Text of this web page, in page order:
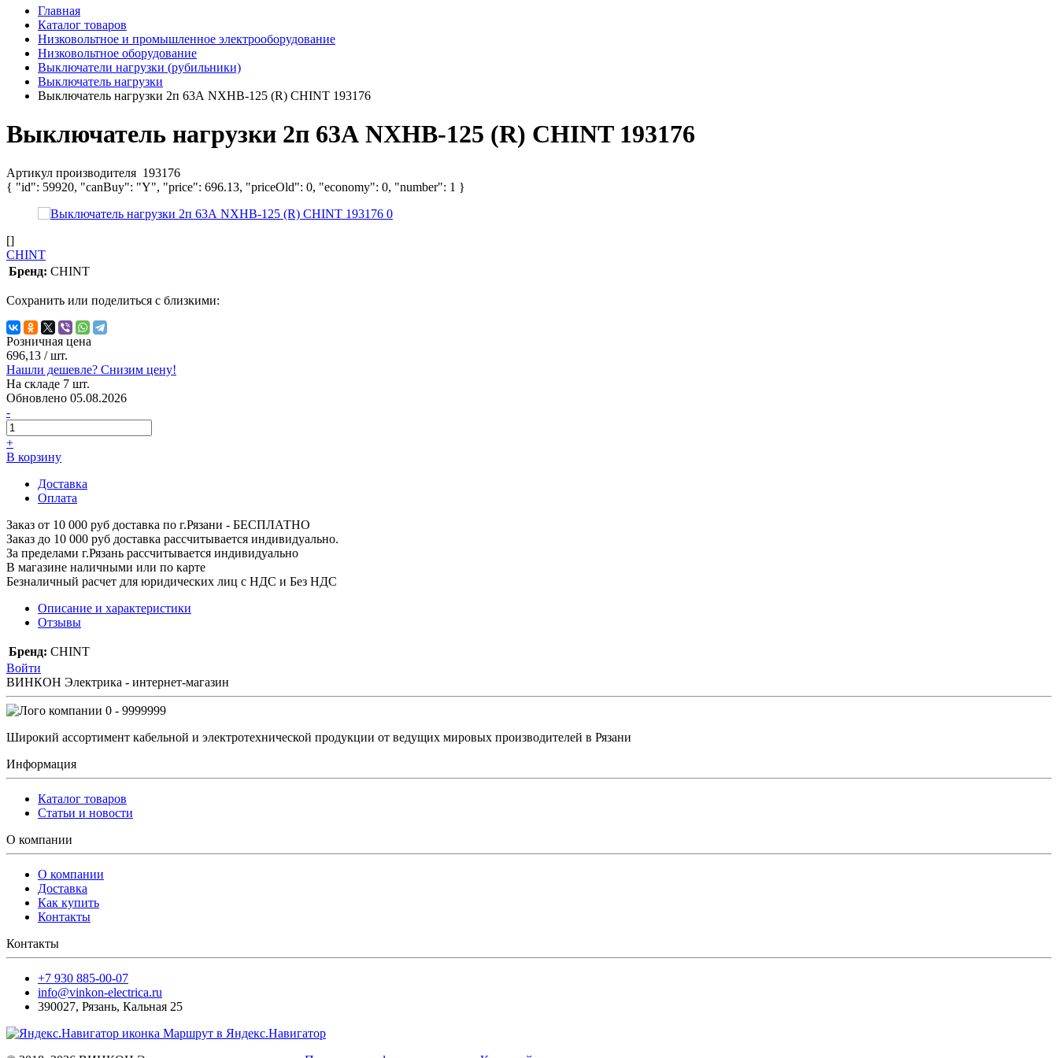
Главная
Каталог товаров
Низковольтное и промышленное электрооборудование
Низковольтное оборудование
Выключатели нагрузки (рубильники)
Выключатель нагрузки
Выключатель нагрузки 2п 63А NXHB-125 (R) CHINT 193176
Выключатель нагрузки 2п 63А NXHB-125 (R) CHINT 193176
Артикул производителя 193176
{ "id": 59920, "canBuy": "Y", "price": 696.13, "priceOld": 0, "economy": 0, "number": 1 }
[]
CHINT
Бренд: CHINT
Сохранить или поделиться с близкими:
Розничная цена
696,13 / шт.
Нашли дешевле? Снизим цену!
На складе 7 шт.
Обновлено 05.08.2026
-
+
В корзину
Доставка
Оплата
Заказ от 10 000 руб доставка по г.Рязани - БЕСПЛАТНО
Заказ до 10 000 руб доставка рассчитывается индивидуально.
За пределами г.Рязань рассчитывается индивидуально
В магазине наличными или по карте
Безналичный расчет для юридических лиц с НДС и Без НДС
Описание и характеристики
Отзывы
Бренд: CHINT
Войти
ВИНКОН Электрика - интернет-магазин
0 - 9999999
Широкий ассортимент кабельной и электротехнической продукции от ведущих мировых производителей в Рязани
Информация
Каталог товаров
Статьи и новости
О компании
О компании
Доставка
Как купить
Контакты
Контакты
+7 930 885-00-07
info@vinkon-electrica.ru
390027, Рязань, Кальная 25
Маршрут в Яндекс.Навигатор